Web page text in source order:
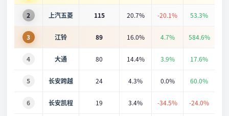
2 上汽五菱 115 20.7% -20.1% 53.3%
3 江铃 89 16.0% 4.7% 584.6%
4 大通 80 14.4% 3.9% 17.6%
5 长安跨越 24 4.3% 0.0% 60.0%
6 长安凯程 19 3.4% -34.5% -24.0%